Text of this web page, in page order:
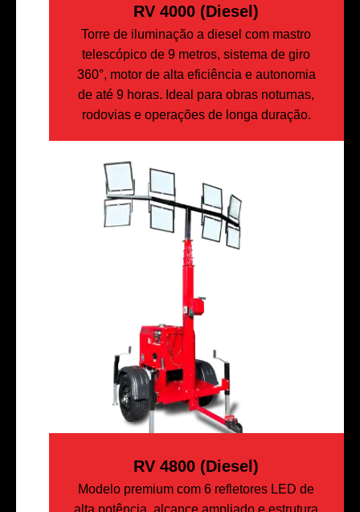
RV 4000 (diesel)
Torre de iluminação a diesel com mastro
telescópico de 9 metros, sistema de giro
360°, motor de alta eficiência e autonomia
de até 9 horas. Ideal para obras noturnas,
rodovias e operações de longa duração.
RV 4800 (Diesel)
Modelo premium com 6 refletores LED de
alta potência, alcance ampliado e estrutura